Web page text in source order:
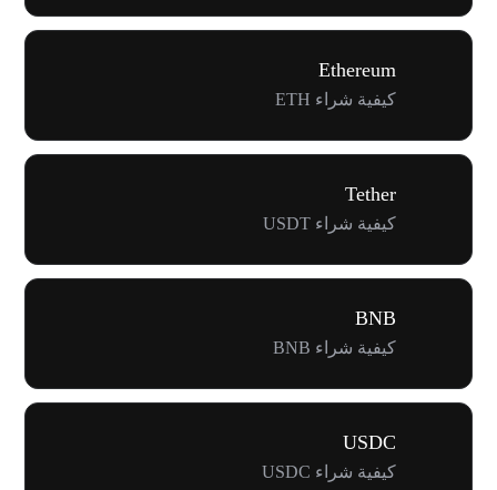
Ethereum
كيفية شراء ETH
Tether
كيفية شراء USDT
BNB
كيفية شراء BNB
USDC
كيفية شراء USDC